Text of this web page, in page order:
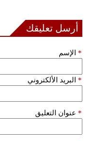
أرسل تعليقك
الإسم *
البريد الألكتروني *
عنوان التعليق *